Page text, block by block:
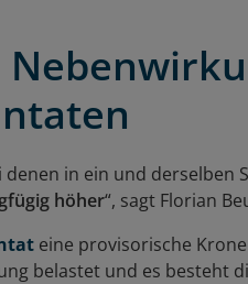
denen in ein und
höher“, sagt Florian
eine provisorische
belastet und es besteht